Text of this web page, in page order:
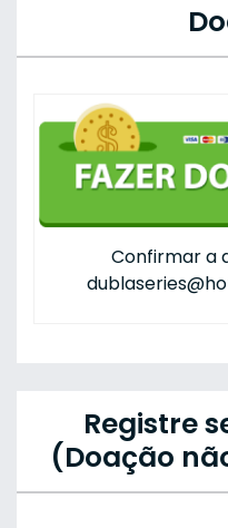
Confirmar a
Registre
(Doação